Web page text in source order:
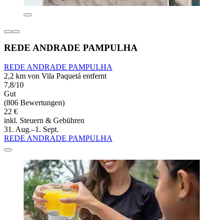
REDE ANDRADE PAMPULHA
REDE ANDRADE PAMPULHA
2,2 km von Vila Paquetá entfernt
7,8/10
Gut
(806 Bewertungen)
22 €
inkl. Steuern & Gebühren
31. Aug.–1. Sept.
REDE ANDRADE PAMPULHA